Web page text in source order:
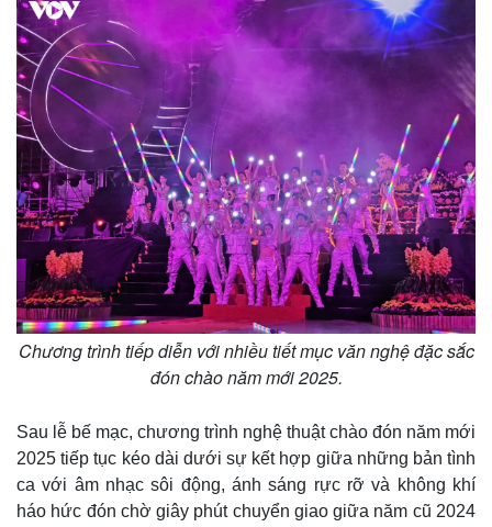
Giá cà phê
Chương trình tiếp diễn với nhiều tiết mục văn nghệ đặc sắc
đón chào năm mới 2025.
Sau lễ bế mạc, chương trình nghệ thuật chào đón năm mới
2025 tiếp tục kéo dài dưới sự kết hợp giữa những bản tình
ca với âm nhạc sôi động, ánh sáng rực rỡ và không khí
háo hức đón chờ giây phút chuyển giao giữa năm cũ 2024